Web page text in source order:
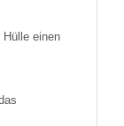
einen